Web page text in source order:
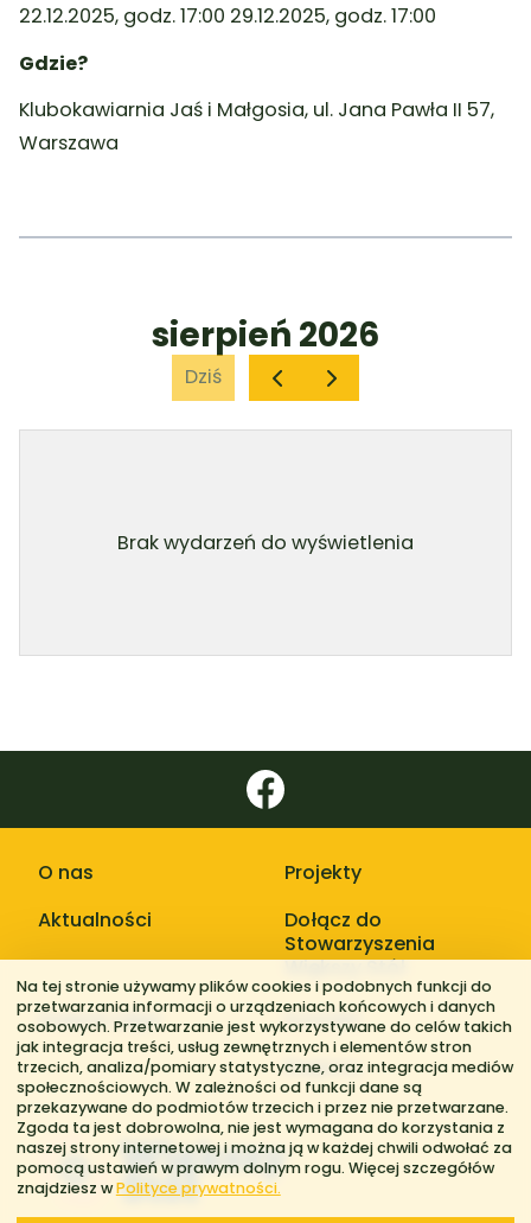
22.12.2025, godz. 17:00 29.12.2025, godz. 17:00
Gdzie?
Klubokawiarnia Jaś i Małgosia, ul. Jana Pawła II 57,
Warszawa
sierpień 2026
Dziś
Brak wydarzeń do wyświetlenia
O nas
Aktualności
Projekty
Dołącz do
Stowarzyszenia
Większy Stół
Galerie zdjęć
Kontakt
Regiony
Na tej stronie używamy plików cookies i podobnych funkcji do
przetwarzania informacji o urządzeniach końcowych i danych
osobowych. Przetwarzanie jest wykorzystywane do celów takich
jak integracja treści, usług zewnętrznych i elementów stron
trzecich, analiza/pomiary statystyczne, oraz integracja mediów
społecznościowych. W zależności od funkcji dane są
przekazywane do podmiotów trzecich i przez nie przetwarzane.
Zgoda ta jest dobrowolna, nie jest wymagana do korzystania z
naszej strony internetowej i można ją w każdej chwili odwołać za
pomocą ustawień w prawym dolnym rogu. Więcej szczegółów
znajdziesz wPolityce prywatności.